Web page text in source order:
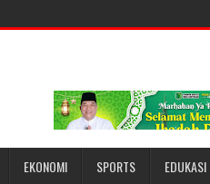
EKONOMI SPORTS EDUKASI